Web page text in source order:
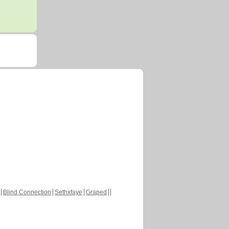
Blind Connection Sethxfaye Graped